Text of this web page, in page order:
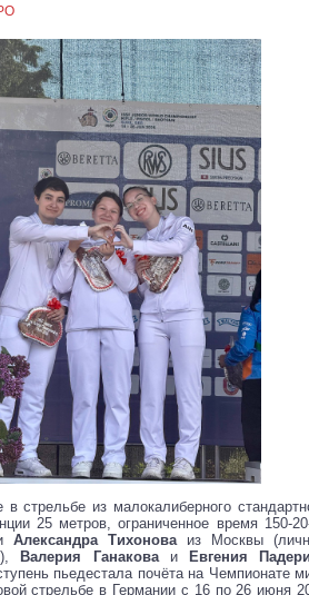
стрельбе из малокалиберного
25 метров, ограниченное время 150-
Александра Тихонова из Москвы
Валерия Ганакова и Евгения
пьедестала почёта на Чемпионате
стрельбе в Германии с 16 по 26 июня